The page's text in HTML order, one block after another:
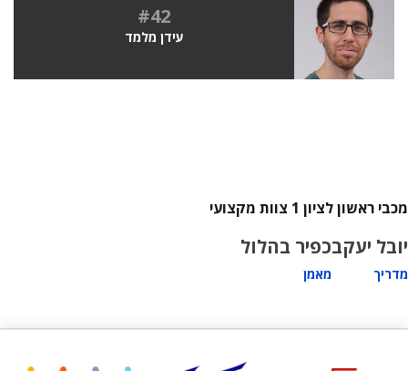
#42
עידן מלמד
מכבי ראשון לציון 1 צוות מקצועי
יובל יעקב
מדריך
כפיר בהלול
מאמן